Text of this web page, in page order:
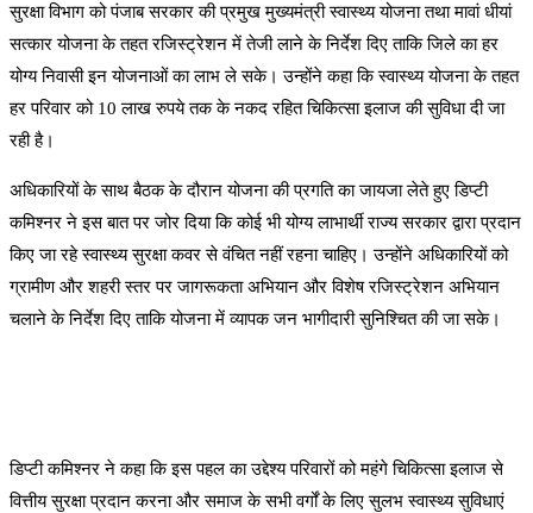
सुरक्षा विभाग को पंजाब सरकार की प्रमुख मुख्यमंत्री स्वास्थ्य योजना तथा मावां धीयां
सत्कार योजना के तहत रजिस्ट्रेशन में तेजी लाने के निर्देश दिए ताकि जिले का हर
योग्य निवासी इन योजनाओं का लाभ ले सके। उन्होंने कहा कि स्वास्थ्य योजना के तहत
हर परिवार को 10 लाख रुपये तक के नकद रहित चिकित्सा इलाज की सुविधा दी जा
रही है।
अधिकारियों के साथ बैठक के दौरान योजना की प्रगति का जायजा लेते हुए डिप्टी
कमिश्नर ने इस बात पर जोर दिया कि कोई भी योग्य लाभार्थी राज्य सरकार द्वारा प्रदान
किए जा रहे स्वास्थ्य सुरक्षा कवर से वंचित नहीं रहना चाहिए। उन्होंने अधिकारियों को
ग्रामीण और शहरी स्तर पर जागरूकता अभियान और विशेष रजिस्ट्रेशन अभियान
चलाने के निर्देश दिए ताकि योजना में व्यापक जन भागीदारी सुनिश्चित की जा सके।
डिप्टी कमिश्नर ने कहा कि इस पहल का उद्देश्य परिवारों को महंगे चिकित्सा इलाज से
वित्तीय सुरक्षा प्रदान करना और समाज के सभी वर्गों के लिए सुलभ स्वास्थ्य सुविधाएं